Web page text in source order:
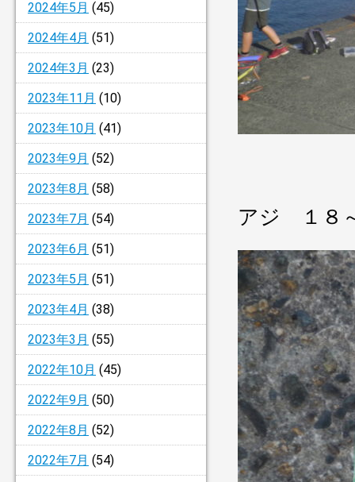
2024年5月 (45)
2024年4月 (51)
2024年3月 (23)
2023年11月 (10)
2023年10月 (41)
2023年9月 (52)
2023年8月 (58)
2023年7月 (54)
2023年6月 (51)
2023年5月 (51)
2023年4月 (38)
2023年3月 (55)
2022年10月 (45)
2022年9月 (50)
2022年8月 (52)
2022年7月 (54)
アジ １８